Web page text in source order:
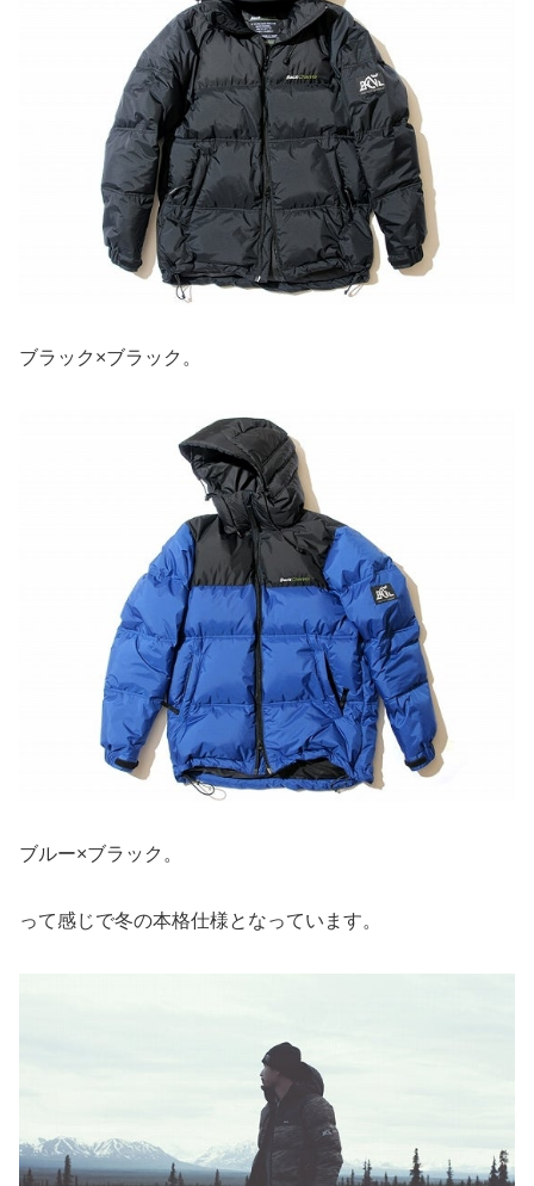
ブラック×ブラック。
ブルー×ブラック。
って感じで冬の本格仕様となっています。